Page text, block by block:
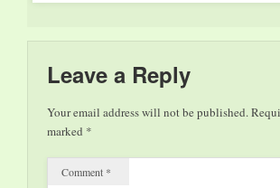
Leave a Reply
Your email address will not be published.
marked *
Comment *